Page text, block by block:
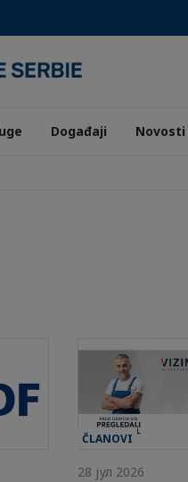
Događaji Novosti
ČLANOVI
28 јул 2026